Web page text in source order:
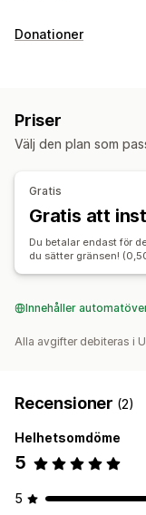
Rabattyper
Donationer
Priser
Välj den plan som
Gratis
Gratis att
Du betalar endast för
du sätter gränsen!
Innehåller
Alla avgifter debiteras i
Recensioner (2)
Helhetsomdöme
5
5